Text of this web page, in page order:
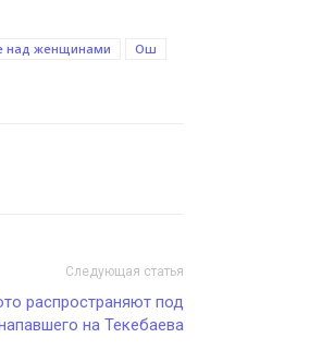
над женщинами
Ош
Следующая статья
распространяют под
на Текебаева